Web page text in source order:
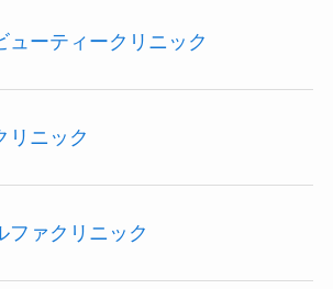
ューティークリニック
リニック
ファクリニック